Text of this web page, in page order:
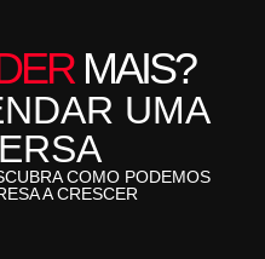
MAIS?
UMA
COMO PODEMOS
A CRESCER